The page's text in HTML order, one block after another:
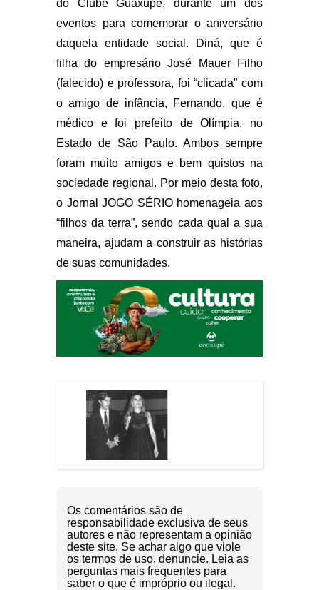
do Clube Guaxupé, durante um dos
eventos para comemorar o aniversário
daquela entidade social. Diná, que é
filha do empresário José Mauer Filho
(falecido) e professora, foi “clicada” com
o amigo de infância, Fernando, que é
médico e foi prefeito de Olímpia, no
Estado de São Paulo. Ambos sempre
foram muito amigos e bem quistos na
sociedade regional. Por meio desta foto,
o Jornal JOGO SÉRIO homenageia aos
“filhos da terra”, sendo cada qual a sua
maneira, ajudam a construir as histórias
de suas comunidades.
Os comentários são de
responsabilidade exclusiva de seus
autores e não representam a opinião
deste site. Se achar algo que viole
os termos de uso, denuncie. Leia as
perguntas mais frequentes para
saber o que é impróprio ou ilegal.